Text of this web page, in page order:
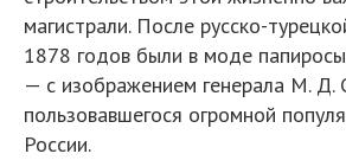
магистрали. После русско-
1878 годов были в моде
— с изображением генерала М. Д.
пользовавшегося огромной
России.